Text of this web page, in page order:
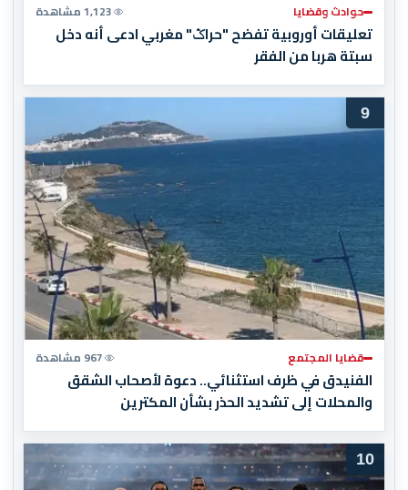
حوادث وقضايا 1,123 مشاهدة
تعليقات أوروبية تفضح "حراݣ" مغربي ادعى أنه دخل
سبتة هربا من الفقر
9
قضايا المجتمع 967 مشاهدة
الفنيدق في ظرف استثنائي.. دعوة لأصحاب الشقق
والمحلات إلى تشديد الحذر بشأن المكترين
10